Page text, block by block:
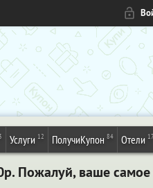
Услуги 12 ПолучиКупон 84 Отели 17
Пожалуй, ваше самое